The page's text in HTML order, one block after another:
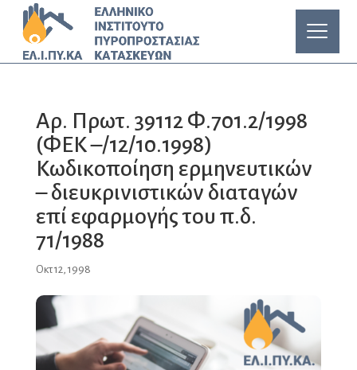
Αρ. Πρωτ. 39112 Φ.701.2/1998
(ΦΕΚ –/12/10.1998)
Κωδικοποίηση ερμηνευτικών
– διευκρινιστικών διαταγών
επί εφαρμογής του π.δ.
71/1988
Οκτ 12, 1998